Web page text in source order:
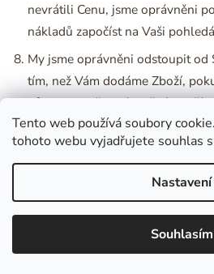
Tento web používá soubory
tohoto webu vyjadřujete souhlas
Nastavení
Souhlasím
nevrátili Cenu, jsme oprávněni
nákladů započíst na Vaši
My jsme oprávněni odstoupit
tím, než Vám dodáme Zboží,
důvody, proč není možné Zboží
straně třetích osob nebo důvody
Zboží), a to i před uplynutím
Podmínek. Můžeme také od
zjevné, že jste uvedli v
informace. V případě, že
podnikatelské činnosti, tedy jako
oprávněni od Smlouvy